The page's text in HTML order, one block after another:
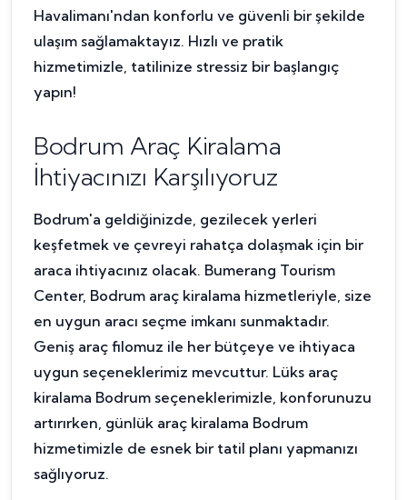
Havalimanı'ndan konforlu ve güvenli bir şekilde
ulaşım sağlamaktayız. Hızlı ve pratik
hizmetimizle, tatilinize stressiz bir başlangıç
yapın!
Bodrum Araç Kiralama
İhtiyacınızı Karşılıyoruz
Bodrum'a geldiğinizde, gezilecek yerleri
keşfetmek ve çevreyi rahatça dolaşmak için bir
araca ihtiyacınız olacak. Bumerang Tourism
Center, Bodrum araç kiralama hizmetleriyle, size
en uygun aracı seçme imkanı sunmaktadır.
Geniş araç filomuz ile her bütçeye ve ihtiyaca
uygun seçeneklerimiz mevcuttur. Lüks araç
kiralama Bodrum seçeneklerimizle, konforunuzu
artırırken, günlük araç kiralama Bodrum
hizmetimizle de esnek bir tatil planı yapmanızı
sağlıyoruz.